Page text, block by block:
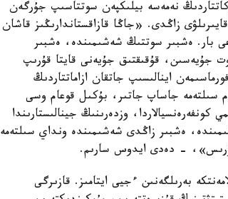
نەمەسە بيلىكپەن سوتتاسىپ جۇرگەن
زاڭدى. «جاڭا قازاقستاندارىڭىز قاشان
بار. ەشبىر سوتتىڭ شەشىمىندە، ەشبىر
جۇيەسىن، قۇقىقتىق جۇيەنى قايتا قۇرىپ
اينالىسىپ جاتقان ازاماتتاردىڭ
سىلتەمە جاساپ جاتىر، بۇكىل قوعام وسى
وزدەرىنىڭ جينالىستارىندا
ەشبىر زاڭدى شەشىمىندە ونداي سىلتەمە
دۇرىس»، - دەدى ايدوس سارىم.
بەرىلگەنىن ءجيى ايتامىز. قازىرگى